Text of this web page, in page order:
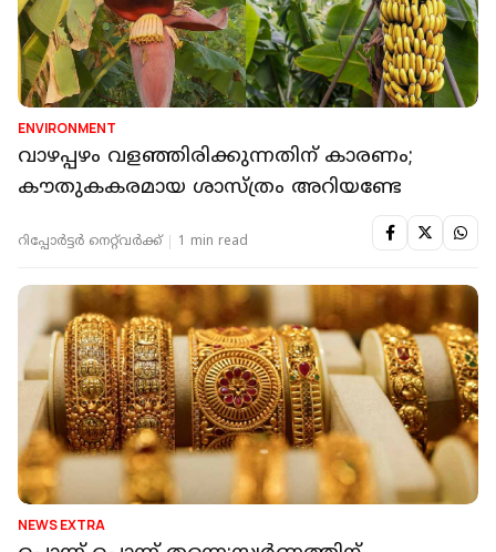
ENVIRONMENT
വാഴപ്പഴം വളഞ്ഞിരിക്കുന്നതിന് കാരണം;
കൗതുകകരമായ ശാസ്ത്രം അറിയണ്ടേ
റിപ്പോർട്ടർ നെറ്റ്‌വര്‍ക്ക്‌ 1 min read
NEWS EXTRA